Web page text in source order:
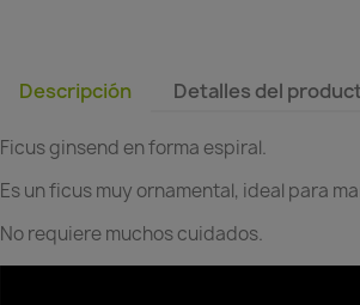
Descripción Detalles del
Ficus ginsend en forma espiral.
Es un ficus muy ornamental, ideal para
No requiere muchos cuidados.